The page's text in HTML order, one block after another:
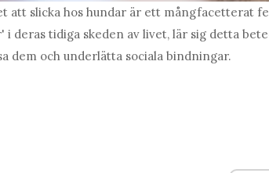
att slicka hos hundar är ett mångfacetterat
i deras tidiga skeden av livet, lär sig detta
dem och underlätta sociala bindningar.